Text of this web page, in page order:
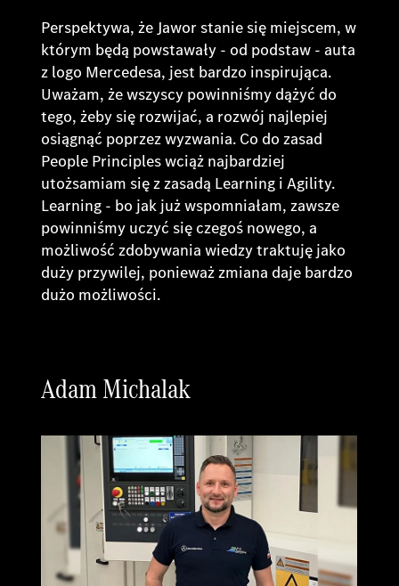
Perspektywa, że Jawor stanie się miejscem, w
którym będą powstawały - od podstaw - auta
z logo Mercedesa, jest bardzo inspirująca.
Uważam, że wszyscy powinniśmy dążyć do
tego, żeby się rozwijać, a rozwój najlepiej
osiągnąć poprzez wyzwania. Co do zasad
People Principles wciąż najbardziej
utożsamiam się z zasadą Learning i Agility.
Learning - bo jak już wspomniałam, zawsze
powinniśmy uczyć się czegoś nowego, a
możliwość zdobywania wiedzy traktuję jako
duży przywilej, ponieważ zmiana daje bardzo
dużo możliwości.
Adam Michalak